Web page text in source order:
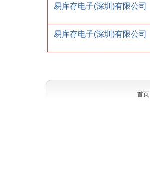
易库存电子(深圳)有限公司
易库存电子(深圳)有限公司
首页